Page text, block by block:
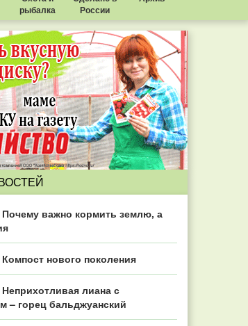
рыбалка
России
Почему важно кормить землю, а
Компост нового поколения
Неприхотливая лиана с
– горец бальджуанский